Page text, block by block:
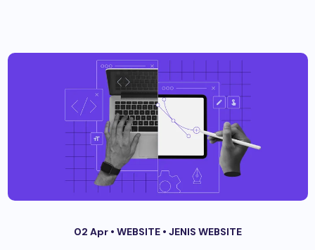
02 Apr • WEBSITE • JENIS WEBSITE